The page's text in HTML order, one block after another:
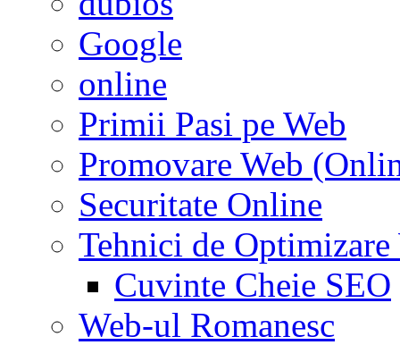
Google
online
Primii Pasi pe Web
Promovare Web
Securitate Online
Tehnici de Optimizare
Cuvinte Cheie SEO
Web-ul Romanesc